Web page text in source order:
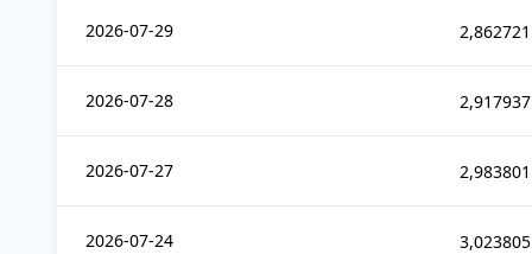
2026-07-29 2,862721
2026-07-28 2,917937
2026-07-27 2,983801
2026-07-24 3,023805